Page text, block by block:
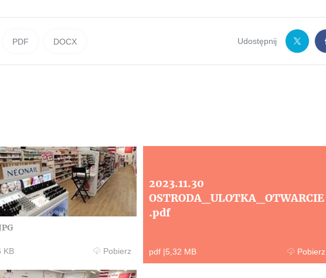
PDF DOCX Udostępnij
KB Pobierz
2023.11.30
OSTRODA_ULOTKA_OTWARCIE
.pdf
pdf |5,32 MB Pobierz